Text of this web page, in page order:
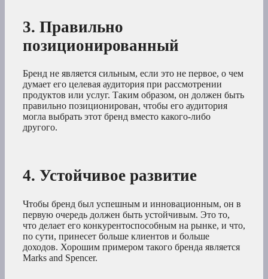
3. Правильно
позиционированный
Бренд не является сильным, если это не первое, о чем
думает его целевая аудитория при рассмотрении
продуктов или услуг. Таким образом, он должен быть
правильно позиционирован, чтобы его аудитория
могла выбрать этот бренд вместо какого-либо
другого.
4. Устойчивое развитие
Чтобы бренд был успешным и инновационным, он в
первую очередь должен быть устойчивым. Это то,
что делает его конкурентоспособным на рынке, и что,
по сути, принесет больше клиентов и больше
доходов. Хорошим примером такого бренда является
Marks and Spencer.